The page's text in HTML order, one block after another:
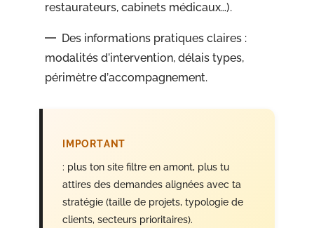
restaurateurs, cabinets médicaux…).
Des informations pratiques claires :
modalités d’intervention, délais types,
périmètre d’accompagnement.
IMPORTANT
: plus ton site filtre en amont, plus tu
attires des demandes alignées avec ta
stratégie (taille de projets, typologie de
clients, secteurs prioritaires).